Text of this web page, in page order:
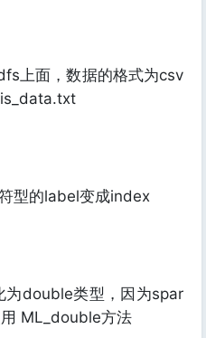
上面，数据的格式为csv
符型的label变成index
为double类型，因为spar
ML_double方法